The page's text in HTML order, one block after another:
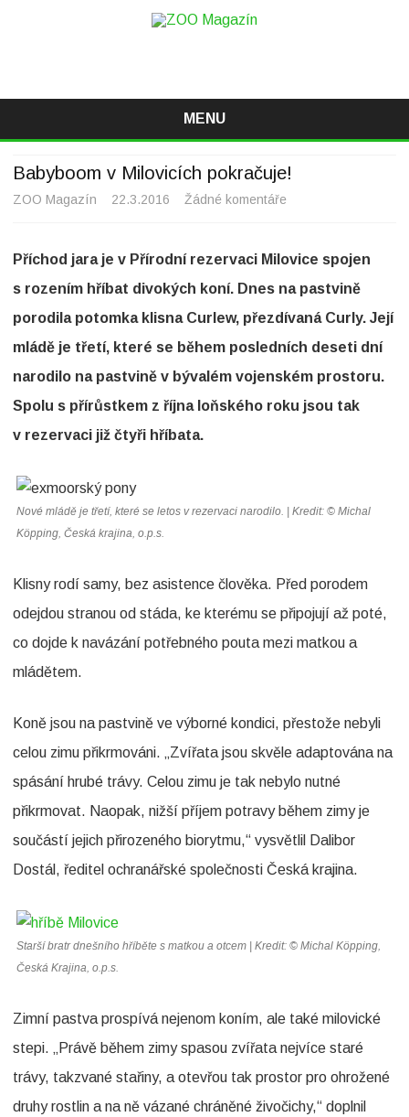
MENU
Skip
content
Babyboom v Milovicích pokračuje!
ZOO Magazín 22.3.2016 Žádné komentáře
e
x
t
v
m
B
a
o
o
m
v
Příchod jara je v Přírodní rezervaci Milovice spojen
s rozením hříbat divokých koní. Dnes na pastvině
porodila potomka klisna Curlew, přezdívaná Curly. Její
mládě je třetí, které se během posledních deseti dní
narodilo na pastvině v bývalém vojenském prostoru.
Spolu s přírůstkem z října loňského roku jsou tak
v rezervaci již čtyři hříbata.
Nové mládě je třetí, které se letos v rezervaci narodilo. | Kredit: © Michal
Köpping, Česká krajina, o.p.s.
Klisny rodí samy, bez asistence člověka. Před porodem
odejdou stranou od stáda, ke kterému se připojují až poté,
co dojde k navázání potřebného pouta mezi matkou a
mládětem.
Koně jsou na pastvině ve výborné kondici, přestože nebyli
celou zimu přikrmováni. „Zvířata jsou skvěle adaptována na
spásání hrubé trávy. Celou zimu je tak nebylo nutné
přikrmovat. Naopak, nižší příjem potravy během zimy je
součástí jejich přirozeného biorytmu,“ vysvětlil Dalibor
Dostál, ředitel ochranářské společnosti Česká krajina.
Starší bratr dnešního hříběte s matkou a otcem | Kredit: © Michal Köpping,
Česká Krajina, o.p.s.
Zimní pastva prospívá nejenom koním, ale také milovické
stepi. „Právě během zimy spasou zvířata nejvíce staré
trávy, takzvané stařiny, a otevřou tak prostor pro ohrožené
druhy rostlin a na ně vázané chráněné živočichy,“ doplnil